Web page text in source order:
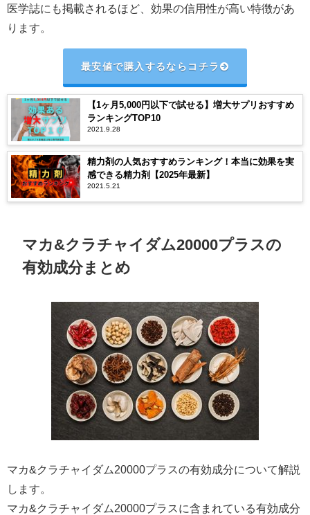
医学誌にも掲載されるほど、効果の信用性が高い特徴があ
ります。
最安値で購入するならコチラ
【1ヶ月5,000円以下で試せる】増大サプリおすすめ
ランキングTOP10
2021.9.28
精力剤の人気おすすめランキング！本当に効果を実
感できる精力剤【2025年最新】
2021.5.21
マカ&クラチャイダム20000プラスの
有効成分まとめ
マカ&クラチャイダム20000プラスの有効成分について解説
します。
マカ&クラチャイダム20000プラスに含まれている有効成分